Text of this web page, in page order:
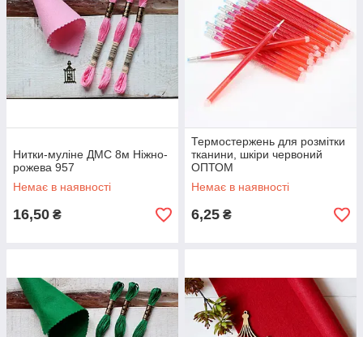
Нитки-муліне ДМС 8м Ніжно-
рожева 957
Немає в наявності
16,50 ₴
Термостержень для розмітки
тканини, шкіри червоний
ОПТОМ
Немає в наявності
6,25 ₴